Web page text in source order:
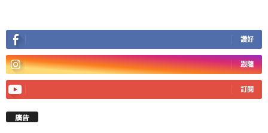
讚好
跟隨
訂閱
廣告